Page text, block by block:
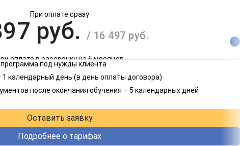
При оплате сразу
руб./ 16 497 руб.
оплате в рассрочку на 6 месяцев
руб./ 8 249 руб.
под нужды клиента
календарный день (в день оплаты договора)
после окончания обучения – 5 календарных дней
Оставить заявку
Подробнее о тарифах